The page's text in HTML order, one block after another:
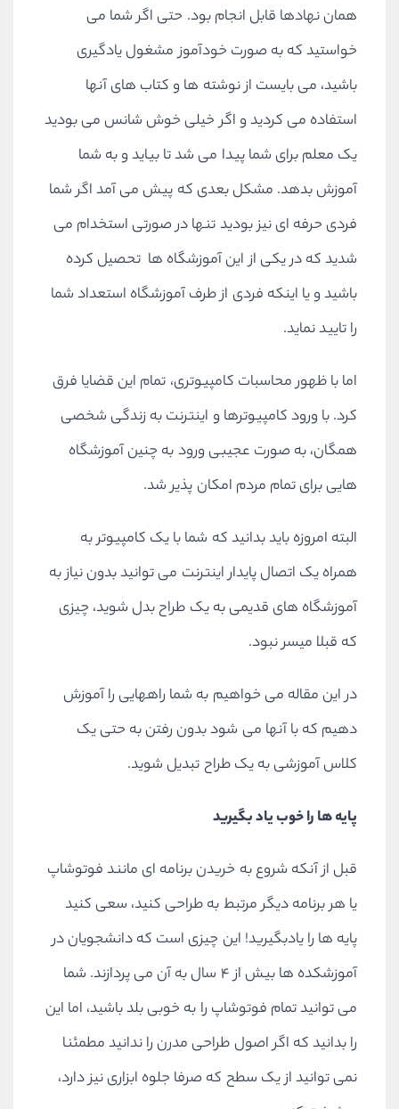
همان نهادها قابل انجام بود. حتی اگر شما می
خواستید که به صورت خودآموز مشغول یادگیری
باشید، می بایست از نوشته ها و کتاب های آنها
استفاده می کردید و اگر خیلی خوش شانس می بودید
یک معلم برای شما پیدا می شد تا بیاید و به شما
آموزش بدهد. مشکل بعدی که پیش می آمد اگر شما
فردی حرفه ای نیز بودید تنها در صورتی استخدام می
شدید که در یکی از این آموزشگاه ها تحصیل کرده
باشید و یا اینکه فردی از طرف آموزشگاه استعداد شما
را تایید نماید.
اما با ظهور محاسبات کامپیوتری، تمام این قضایا فرق
کرد. با ورود کامپیوترها و اینترنت به زندگی شخصی
همگان، به صورت عجیبی ورود به چنین آموزشگاه
هایی برای تمام مردم امکان پذیر شد.
البته امروزه باید بدانید که شما با یک کامپیوتر به
همراه یک اتصال پایدار اینترنت می توانید بدون نیاز به
آموزشگاه های قدیمی به یک طراح بدل شوید، چیزی
که قبلا میسر نبود.
در این مقاله می خواهیم به شما راههایی را آموزش
دهیم که با آنها می شود بدون رفتن به حتی یک
کلاس آموزشی به یک طراح تبدیل شوید.
پایه ها را خوب یاد بگیرید
قبل از آنکه شروع به خریدن برنامه ای مانند فوتوشاپ
یا هر برنامه دیگر مرتبط به طراحی کنید، سعی کنید
پایه ها را یادبگیرید! این چیزی است که دانشجویان در
آموزشکده ها بیش از ۴ سال به آن می پردازند. شما
می توانید تمام فوتوشاپ را به خوبی بلد باشید، اما این
را بدانید که اگر اصول طراحی مدرن را ندانید مطمئنا
نمی توانید از یک سطح که صرفا جلوه ابزاری نیز دارد،